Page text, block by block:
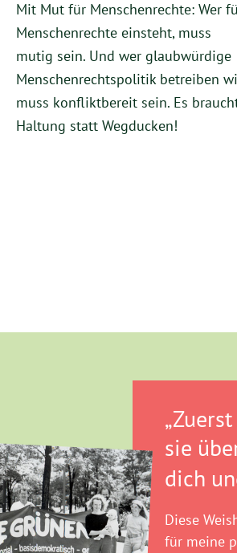
Mit Mut für Menschenrechte: Wer
Menschenrechte einsteht, muss
mutig sein. Und wer glaubwürdige
Menschenrechtspolitik betreiben
muss konfliktbereit sein. Es
Haltung statt Wegducken!
„Zuerst
sie
dich
Diese
für meine